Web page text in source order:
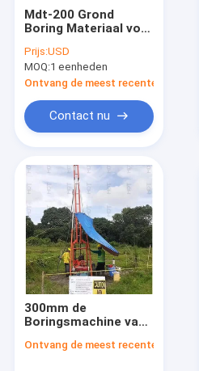
Mdt-200 Grond
Boring Materiaal voor
Onderzoek
Prijs:USD
MOQ:1 eenheden
Ontvang de meest recente Prijs
Contact nu
300mm de
Boringsmachine van
Diametergrondonderzoek
Ontvang de meest recente Prijs